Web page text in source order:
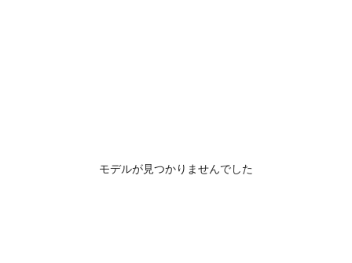
モデルが見つかりませんでした